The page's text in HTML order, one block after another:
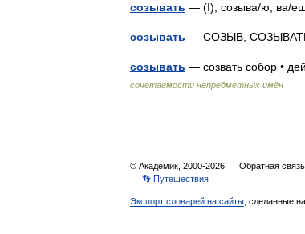
созывать — (I), созыва/ю, ва/
созывать — СОЗЫВ,
созывать — созвать собор •
сочетаемости непредметных имён
© Академик, 2000-2026 Обратная
👣 Путешествия
Экспорт словарей на сайты , сделанные